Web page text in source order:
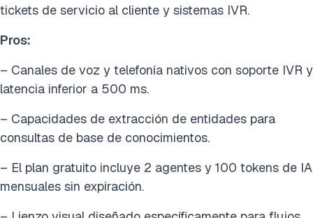
tickets de servicio al cliente y sistemas IVR.
Pros:
– Canales de voz y telefonía nativos con soporte IVR y
latencia inferior a 500 ms.
– Capacidades de extracción de entidades para
consultas de base de conocimientos.
– El plan gratuito incluye 2 agentes y 100 tokens de IA
mensuales sin expiración.